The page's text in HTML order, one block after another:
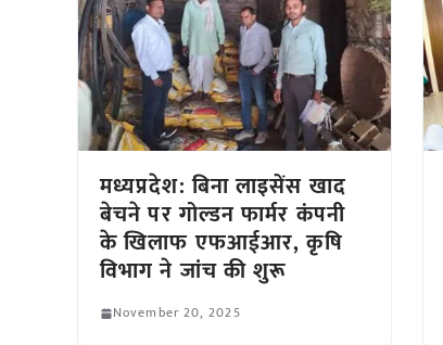
मध्यप्रदेश: बिना लाइसेंस खाद
बेचने पर गोल्डन फार्मर कंपनी
के खिलाफ एफआईआर, कृषि
विभाग ने जांच की शुरू
November 20, 2025